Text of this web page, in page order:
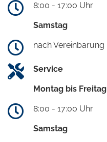
8:00 - 17:00 Uhr
Samstag
nach Vereinbarung
Service
Montag bis Freitag
8:00 - 17:00 Uhr
Samstag